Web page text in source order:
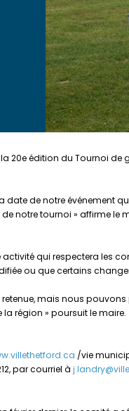
20e édition du Tournoi
date de notre
notre tournoi » affirme le
qui respectera les
ou que certains
mais nous
région » poursuit le maire.
/vie
par courriel à